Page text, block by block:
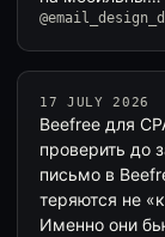
17 JULY 2026
Beefree для
проверить до
письмо в
теряются не
Именно они